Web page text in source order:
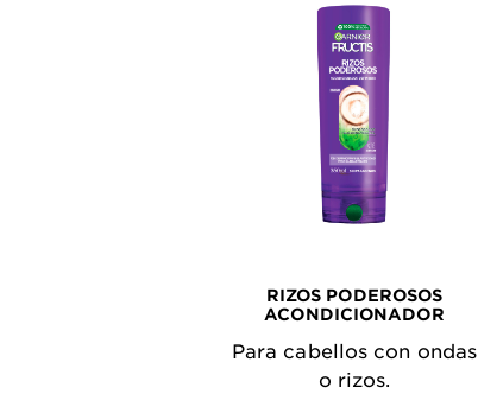
RIZOS PODEROSOS
ACONDICIONADOR
Para cabellos con ondas
o rizos.